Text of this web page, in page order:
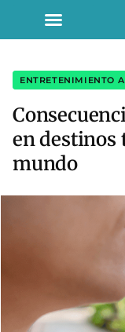
ENTRETENIMIENTO
en destinos
mundo